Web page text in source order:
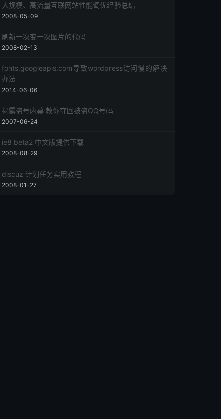
大规模、高流量互联网站性能调优经验总结
2008-05-09
刷新一次变一次图片的代码
2008-02-13
fonts.googleapis.com导致wordpress访问慢的解决
办法
2014-06-06
揭露盗号内幕 教你夺回被盗QQ号码
2007-06-24
ie8 beta2 中文版提供下载
2008-08-29
discuz 计划任务实用教程
2008-01-27